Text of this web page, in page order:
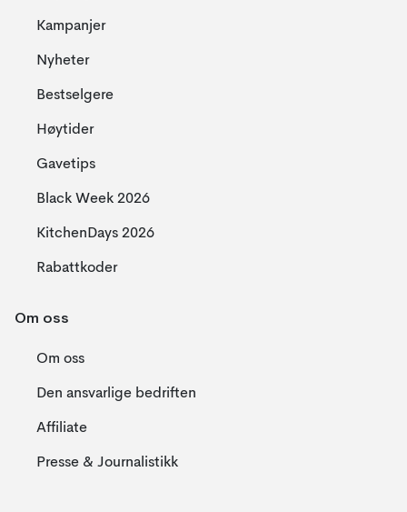
Kampanjer
Nyheter
Bestselgere
Høytider
Gavetips
Black Week 2026
KitchenDays 2026
Rabattkoder
Om oss
Om oss
Den ansvarlige bedriften
Affiliate
Presse & Journalistikk